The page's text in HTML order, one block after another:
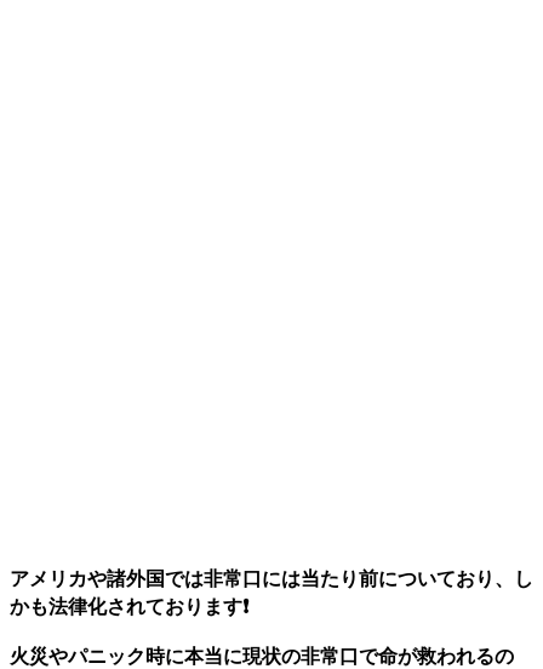
アメリカや諸外国では非常口には当たり前についており、し
かも法律化されております❗️
火災やパニック時に本当に現状の非常口で命が救われるの